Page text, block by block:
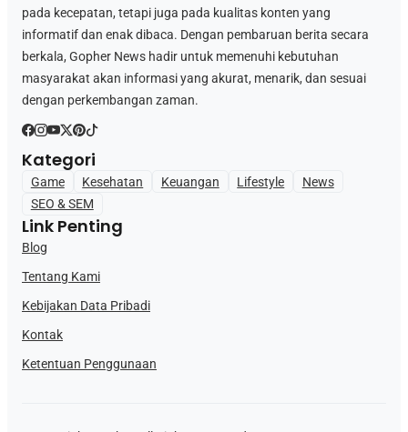
pada kecepatan, tetapi juga pada kualitas konten yang
informatif dan enak dibaca. Dengan pembaruan berita secara
berkala, Gopher News hadir untuk memenuhi kebutuhan
masyarakat akan informasi yang akurat, menarik, dan sesuai
dengan perkembangan zaman.
Kategori
Game Kesehatan Keuangan Lifestyle
News
SEO & SEM
Link Penting
Blog
Tentang Kami
Kebijakan Data Pribadi
Kontak
Ketentuan Penggunaan